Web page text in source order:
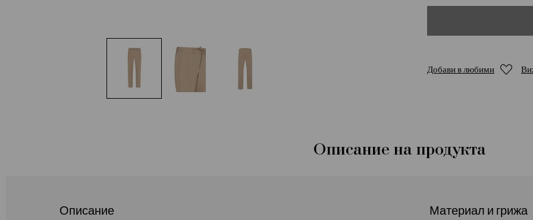
Добави в любими
Описание на продукта
Описание Материал и грижа